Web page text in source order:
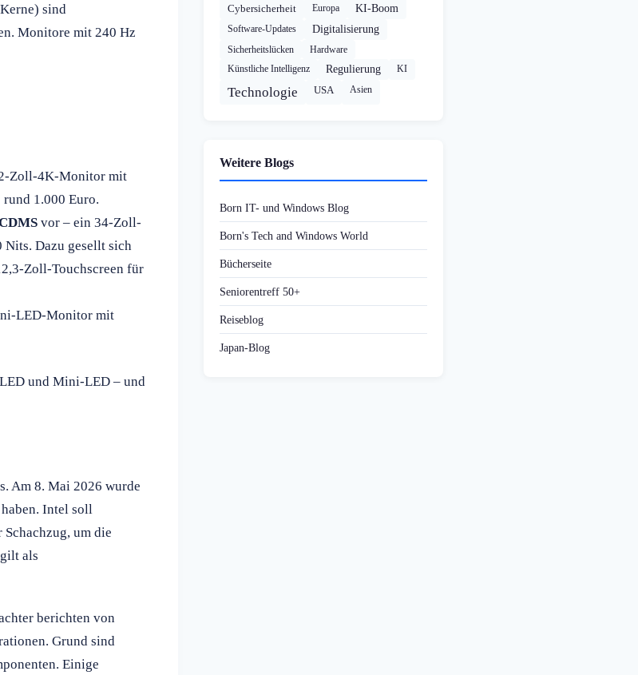
sind
Monitore mit 240 Hz
Zoll-4K-Monitor mit
1.000 Euro.
vor – ein 34-Zoll-
Dazu gesellt sich
Zoll-Touchscreen für
LED-Monitor mit
und Mini-LED – und
Am 8. Mai 2026 wurde
Intel soll
um die
gilt als
berichten von
Grund sind
Einige
Cybersicherheit Europa KI-Boom
Software-Updates Digitalisierung
Sicherheitslücken
Hardware
Künstliche Intelligenz
Regulierung KI
Technologie USA Asien
Weitere Blogs
Born IT- und Windows Blog
Born's Tech and Windows World
Bücherseite
Seniorentreff 50+
Reiseblog
Japan-Blog